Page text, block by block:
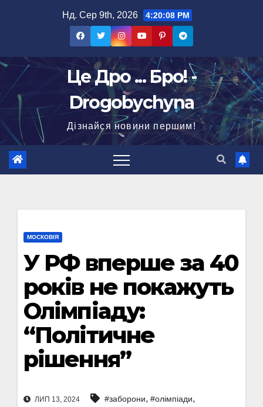
Нд. Сер 9th, 2026 4:20:09 PM
Це Дро ... Бро! -
Drogobychyna
Дізнайся новини першим!
МОСКОВІЯ
У РФ вперше за 40
років не покажуть
Олімпіаду:
“Політичне
рішення”
ЛИП 13, 2024 #заборони, #олімпіади,